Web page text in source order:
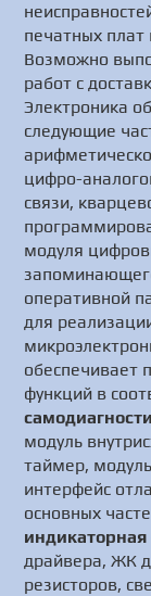
печатных плат
Возможно
работ с
Электроника
следующие
цифро-
связи,
модуля
оперативной
для
обеспечивает
функций в
модуль
таймер,
интерфейс
основных
индикаторная
драйвера, ЖК
резисторов,